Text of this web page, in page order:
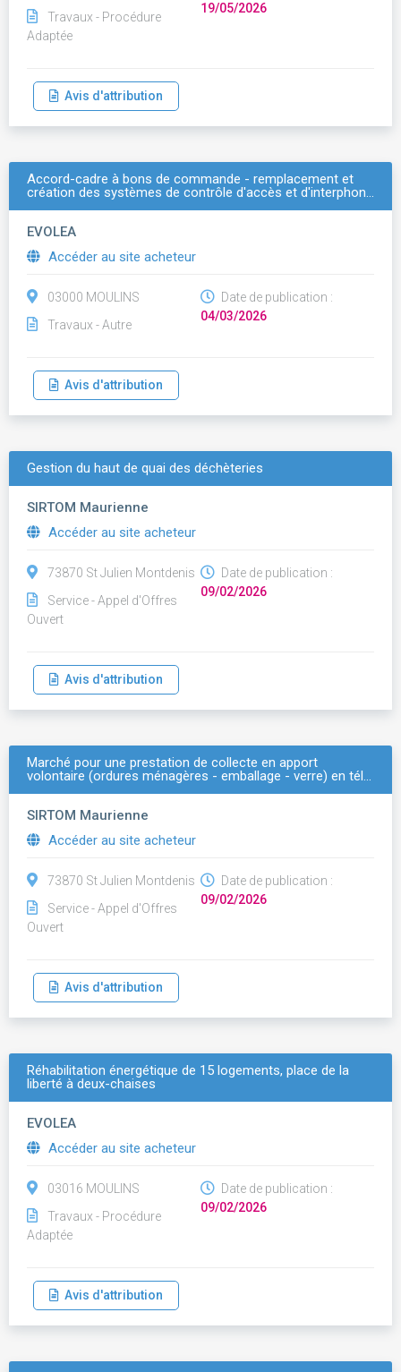
Travaux - Procédure
Adaptée
19/05/2026
Avis d'attribution
Accord-cadre à bons de commande - remplacement et
création des systèmes de contrôle d'accès et d'interphon…
EVOLEA
Accéder au site acheteur
03000 MOULINS
Travaux - Autre
Date de publication :
04/03/2026
Avis d'attribution
Gestion du haut de quai des déchèteries
SIRTOM Maurienne
Accéder au site acheteur
73870 St Julien Montdenis
Service - Appel d'Offres
Ouvert
Date de publication :
09/02/2026
Avis d'attribution
Marché pour une prestation de collecte en apport
volontaire (ordures ménagères - emballage - verre) en tél…
SIRTOM Maurienne
Accéder au site acheteur
73870 St Julien Montdenis
Service - Appel d'Offres
Ouvert
Date de publication :
09/02/2026
Avis d'attribution
Réhabilitation énergétique de 15 logements, place de la
liberté à deux-chaises
EVOLEA
Accéder au site acheteur
03016 MOULINS
Travaux - Procédure
Adaptée
Date de publication :
09/02/2026
Avis d'attribution